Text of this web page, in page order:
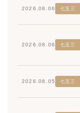
2026.08.06 七五三
2026.08.06 七五三
2026.08.05 七五三